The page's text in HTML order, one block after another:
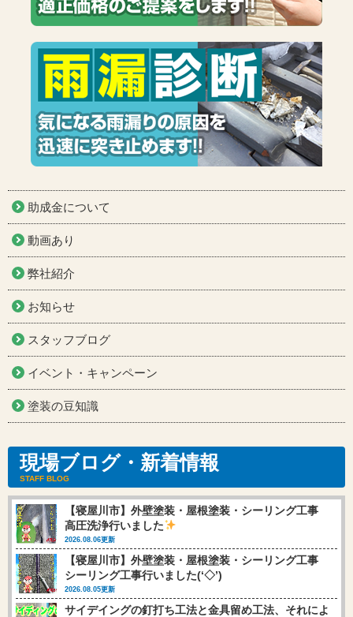
助成金について
動画あり
弊社紹介
お知らせ
スタッフブログ
イベント・キャンペーン
塗装の豆知識
現場ブログ・新着情報
STAFF BLOG
【寝屋川市】外壁塗装・屋根塗装・シーリング工事
高圧洗浄行いました
2026.08.06更新
【寝屋川市】外壁塗装・屋根塗装・シーリング工事
シーリング工事行いました(‘◇’)ゞ
2026.08.05更新
サイデイングの釘打ち工法と金具留め工法、それによ